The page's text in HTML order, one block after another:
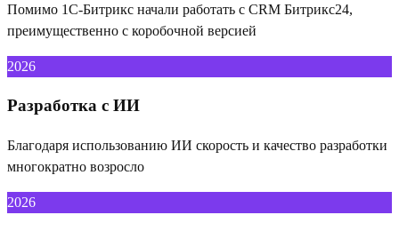
Помимо 1С-Битрикс начали работать с CRM Битрикс24,
преимущественно с коробочной версией
2026
Разработка с ИИ
Благодаря использованию ИИ скорость и качество разработки
многократно возросло
2026